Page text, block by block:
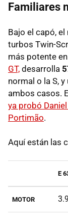
Familiares
Bajo el capó,
turbos Twin-
más potente
GT, desarrolla
normal o la S,
ambos casos.
ya probó
Portimão.
Aquí están las
E
MOTOR